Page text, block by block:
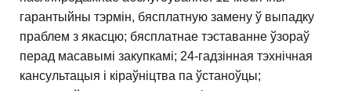
гарантыйны тэрмін, бясплатную замену ў выпадку
праблем з якасцю; бясплатнае тэставанне ўзораў
перад масавымі закупкамі; 24-гадзінная тэхнічная
кансультацыя і кіраўніцтва па ўстаноўцы;